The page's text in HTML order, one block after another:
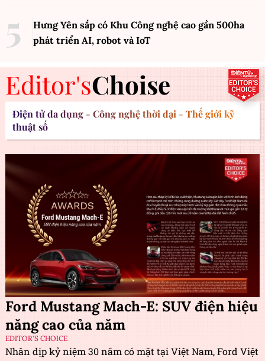
Hưng Yên sắp có Khu Công nghệ cao gần 500ha
phát triển AI, robot và IoT
Editor'sChoise
Điện tử đa dụng - Công nghệ thời đại - Thế giới kỹ
thuật số
Ford Mustang Mach-E: SUV điện hiệu
năng cao của năm
EDITOR'S CHOICE
Nhân dịp kỷ niệm 30 năm có mặt tại Việt Nam, Ford Việt